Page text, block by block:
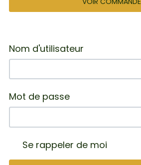
Nom d'utilisateur
Mot de passe
Se rappeler de moi